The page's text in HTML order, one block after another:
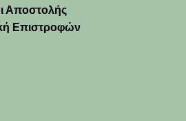
Αποστολής
Επιστροφών